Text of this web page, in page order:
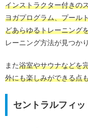
インストラクター付きの
ヨガプログラム、プール
どあらゆるトレーニング
レーニング方法が見つか
また浴室やサウナなどを
外にも楽しみができる点
セントラルフィ